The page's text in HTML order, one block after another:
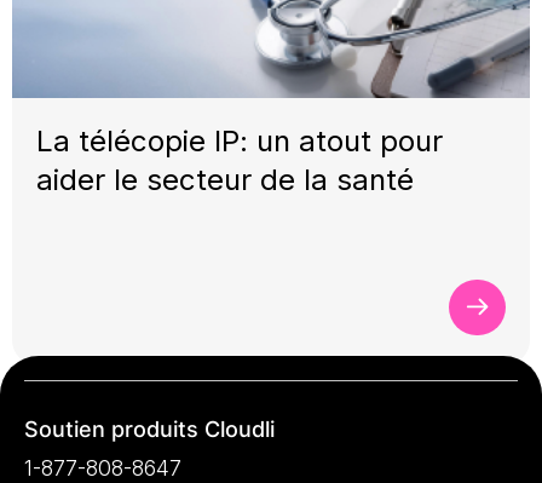
La télécopie IP: un atout pour
aider le secteur de la santé
Soutien produits Cloudli
1-877-808-8647